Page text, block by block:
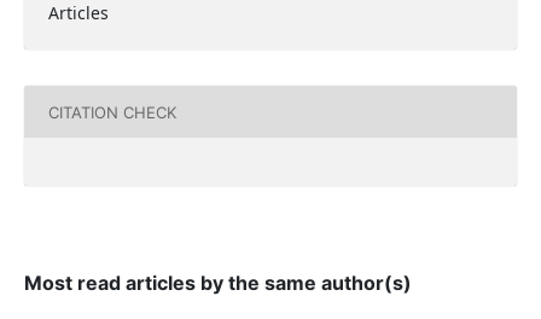
Articles
CITATION CHECK
Most read articles by the same author(s)